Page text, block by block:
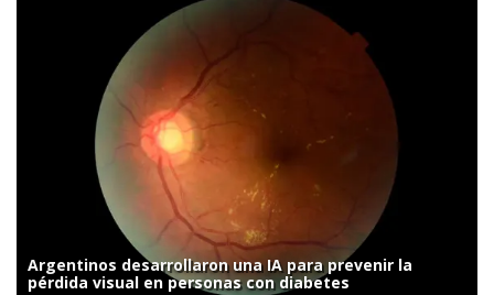
Argentinos desarrollaron una IA para prevenir la
pérdida visual en personas con diabetes